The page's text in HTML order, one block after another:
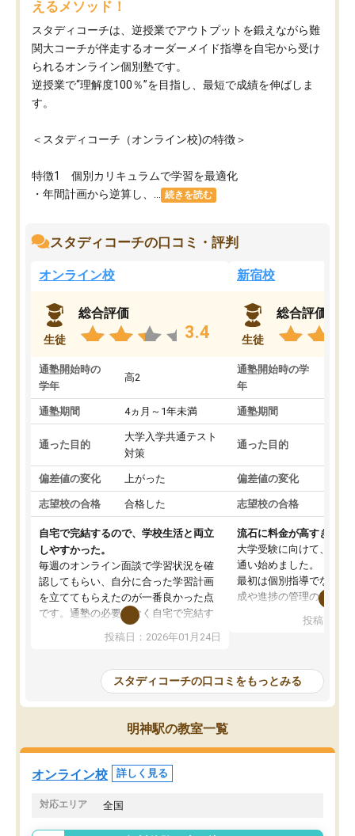
えるメソッド！
スタディコーチは、逆授業でアウトプットを鍛えながら難
関大コーチが伴走するオーダーメイド指導を自宅から受け
られるオンライン個別塾です。
逆授業で“理解度100％”を目指し、最短で成績を伸ばしま
す。
＜スタディコーチ（オンライン校)の特徴＞
特徴1 個別カリキュラムで学習を最適化
・年間計画から逆算し、...
続きを読む
スタディコーチの口コミ・評判
オンライン校
生徒
総合評価
3.4
通塾開始時の
学年
高2
通塾期間 4ヵ月～1年未満
通った目的
大学入学共通テスト
対策
偏差値の変化 上がった
志望校の合格 合格した
自宅で完結するので、学校生活と両立
しやすかった。
毎週のオンライン面談で学習状況を確
認してもらい、自分に合った学習計画
を立ててもらえたのが一番良かった点
です。通塾の必要がなく自宅で完結す
たです。コーチが現役大学生で相談し
安も気軽に話せました。勉強習慣が身
についたと感じています。また、チャ
ットで質問できるのも便利でした。一
人では迷いがちだった受験勉強を、最
だと思います。
投稿日：2026年01月24日
新宿校
生徒
総合評価
通塾開始時の学
年
通塾期間
通った目的
偏差値の変化
志望校の合格
流石に料金が高すぎる
大学受験に向けて、高2
通い始めました。
最初は個別指導でなく、
成や進捗の管理のみのコ
じ個別指導コースに変更
性が良くなかったです。
モチベーションが上がら
にやめてしまいました。
の方の予定が空いていな
投稿日：
スタディコーチの口コミをもっとみる
明神駅の教室一覧
オンライン校 詳しく見る
対応エリア 全国